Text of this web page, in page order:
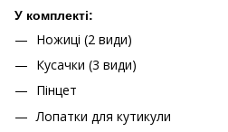
У комплекті:
Ножиці (2 види)
Кусачки (3 види)
Пінцет
Лопатки для кутикули